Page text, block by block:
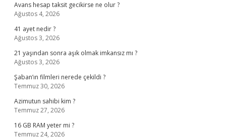
Avans hesap taksit gecikirse ne olur ?
Ağustos 4, 2026
41 ayet nedir ?
Ağustos 3, 2026
21 yaşından sonra aşık olmak imkansız mı ?
Ağustos 3, 2026
Şaban’ın filmleri nerede çekildi ?
Temmuz 30, 2026
Azimutun sahibi kim ?
Temmuz 27, 2026
16 GB RAM yeter mi ?
Temmuz 24, 2026